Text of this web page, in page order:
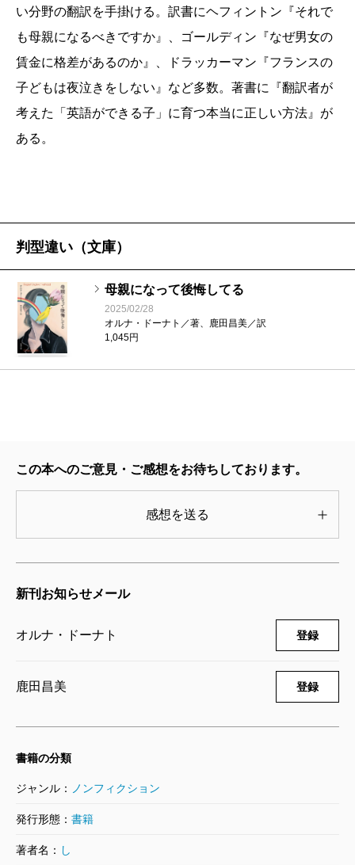
るよ」という呪いを浴び続けたため自分という人間を
まだよく知らないうちに産んでしまった、ずっと続く
緊張感で心身が休まる暇がないし、子どもが大人にな
っても何も変わらない、これが死ぬまで続くと思うと
辛い、勇気をもって打ち明けたら異常者扱いされた、
子どもが生まれてから何をしていても罪悪感がつきま
そるおそる外に出て、自分の言葉を取り戻していく過
とりわけ私が、素晴らしいな、と思ったのが、「あ
なたを誰よりも愛しているけれど、母という存在に押
し込められていることが私には辛い」とそれぞれの言
葉で、子どもたちに自身を語ることを試みる女性たち
しようとする。「絶対にあってはならない」はずの彼
女たちの声は、この社会の構造の歪みを炙り出す。資
本主義社会を邪魔しないために、振り返ることが許さ
ることは、他の誰かを救うこと、ひいては人生のハン
ドルを握り直すことになるのだという、当たり前のこ
した人の声に耳を傾けることもまた、次世代のために
よりよい世界を作るために今、必要なことなのだ。
てはまらない感情を持つ人。私はすべての女性に本書
を手にとってもらいたいと思う。
い分野の翻訳を手掛ける。訳書にヘフィントン『それで
も母親になるべきですか』、ゴールディン『なぜ男女の
賃金に格差があるのか』、ドラッカーマン『フランスの
子どもは夜泣きをしない』など多数。著書に『翻訳者が
考えた「英語ができる子」に育つ本当に正しい方法』が
ある。
判型違い（文庫）
母親になって後悔してる
2025/02/28
オルナ・ドーナト／著、鹿田昌美／訳
1,045円
この本へのご意見・ご感想をお待ちしております。
感想を送る
新刊お知らせメール
オルナ・ドーナト 登録
鹿田昌美 登録
書籍の分類
ジャンル： ノンフィクション
発行形態： 書籍
著者名： し